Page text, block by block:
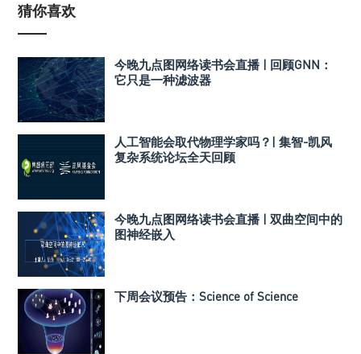
猜你喜欢
今晚九点图网络读书会直播 | 回顾GNN：
它只是一种滤波器
人工智能会取代物理学家吗？| 集智-凯风
复杂系统论坛全天回顾
今晚九点图网络读书会直播 | 双曲空间中的
图神经嵌入
下周会议预告：Science of Science